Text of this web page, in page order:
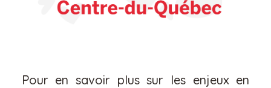
Pour en savoir plus sur les enjeux en